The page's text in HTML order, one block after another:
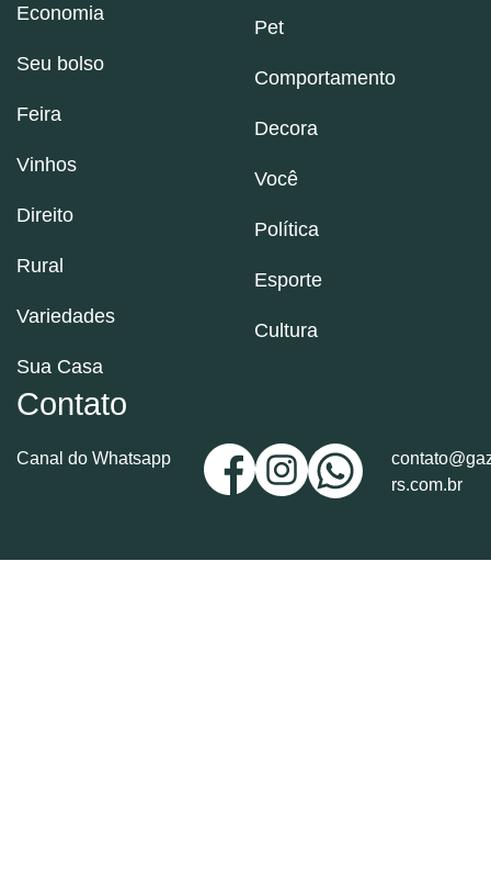
Economia
Seu bolso
Feira
Vinhos
Direito
Rural
Variedades
Sua Casa
Pet
Comportamento
Decora
Você
Política
Esporte
Cultura
Contato
Canal do Whatsapp
rs.com.br